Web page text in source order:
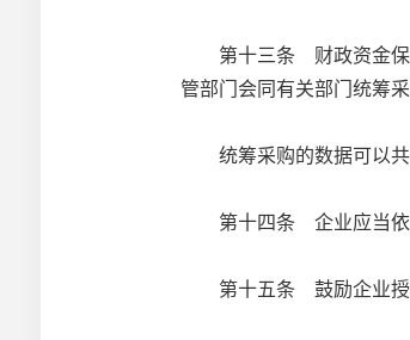
第十三条 财政资金保障
管部门会同有关部门统筹采
统筹采购的数据可以共
第十四条 企业应当依法
第十五条 鼓励企业授权